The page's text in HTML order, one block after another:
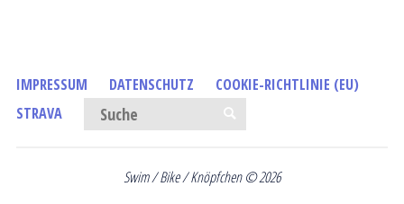
IMPRESSUM DATENSCHUTZ
COOKIE-RICHTLINIE (EU)
STRAVA
SUCHE
Swim / Bike / Knöpfchen © 2026